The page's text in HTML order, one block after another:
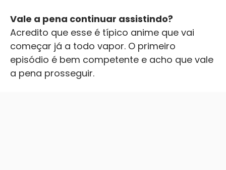
Vale a pena continuar assistindo?
Acredito que esse é típico anime que vai
começar já a todo vapor. O primeiro
episódio é bem competente e acho que vale
a pena prosseguir.